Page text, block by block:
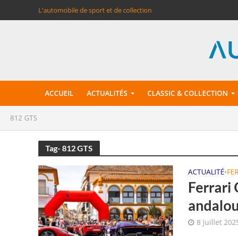
L'automobile de sport et de collection
ACCUEIL ACTUALITÉS CLASSIC & COLLECTION
812 GTS
Tag- 812 GTS
ACTUALITÉ•
Ferrari
8 juillet